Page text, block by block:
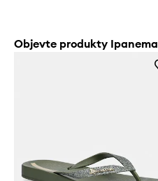
Objevte produkty Ipanema